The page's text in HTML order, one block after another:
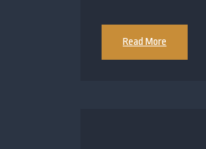
Read More